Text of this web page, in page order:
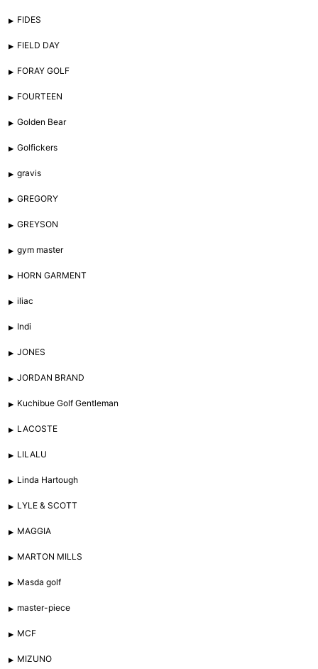
FIDES
FIELD DAY
FORAY GOLF
FOURTEEN
Golden Bear
Golfickers
gravis
GREGORY
GREYSON
gym master
HORN GARMENT
iliac
Indi
JONES
JORDAN BRAND
Kuchibue Golf Gentleman
LACOSTE
LILALU
Linda Hartough
LYLE & SCOTT
MAGGIA
MARTON MILLS
Masda golf
master-piece
MCF
MIZUNO